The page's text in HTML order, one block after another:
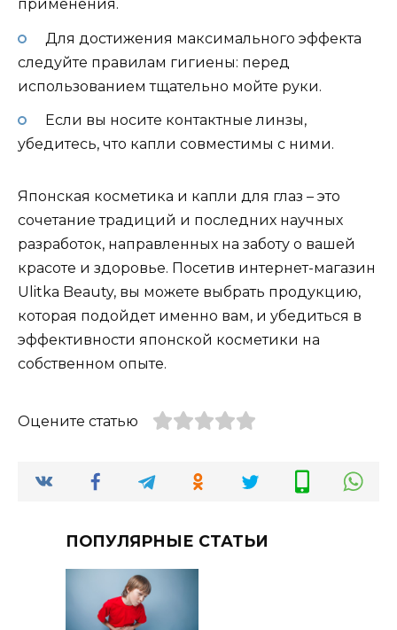
применения.
Для достижения максимального эффекта
следуйте правилам гигиены: перед
использованием тщательно мойте руки.
Если вы носите контактные линзы,
убедитесь, что капли совместимы с ними.
Японская косметика и капли для глаз – это
сочетание традиций и последних научных
разработок, направленных на заботу о вашей
красоте и здоровье. Посетив интернет-магазин
Ulitka Beauty, вы можете выбрать продукцию,
которая подойдет именно вам, и убедиться в
эффективности японской косметики на
собственном опыте.
Оцените статью
ПОПУЛЯРНЫЕ СТАТЬИ